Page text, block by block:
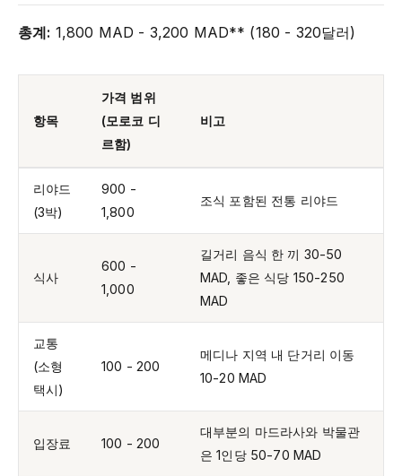
총계: 1,800 MAD - 3,200 MAD** (180 - 320달러)
항목
가격 범위
(모로코 디
르함)
비고
리야드
(3박)
900 -
1,800
조식 포함된 전통 리야드
식사
600 -
1,000
길거리 음식 한 끼 30-50
MAD, 좋은 식당 150-250
MAD
교통
(소형
택시)
100 - 200
메디나 지역 내 단거리 이동
10-20 MAD
입장료 100 - 200
대부분의 마드라사와 박물관
은 1인당 50-70 MAD